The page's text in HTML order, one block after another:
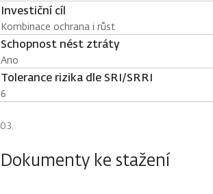
Investiční cíl
Kombinace ochrana i růst
Schopnost nést ztráty
Ano
Tolerance rizika dle SRI/SRRI
6
Dokumenty ke stažení